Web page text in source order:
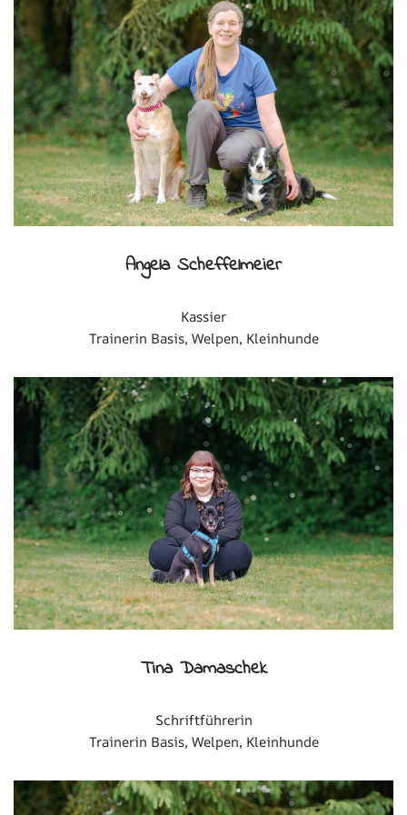
Angela Scheffelmeier
Kassier
Trainerin Basis, Welpen, Kleinhunde
Tina Damaschek
Schriftführerin
Trainerin Basis, Welpen, Kleinhunde